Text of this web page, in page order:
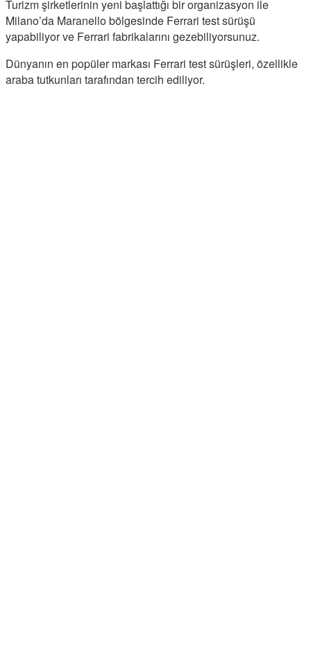
Turizm şirketlerinin yeni başlattığı bir organizasyon ile
Milano’da Maranello bölgesinde Ferrari test sürüşü
yapabiliyor ve Ferrari fabrikalarını gezebiliyorsunuz.
Dünyanın en popüler markası Ferrari test sürüşleri, özellikle
araba tutkunları tarafından tercih ediliyor.